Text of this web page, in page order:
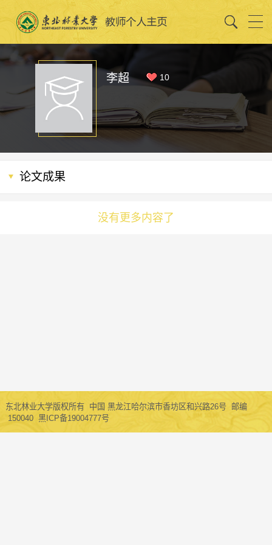
李超 10
论文成果
没有更多内容了
东北林业大学版权所有 中国 黑龙江哈尔滨市香坊区和兴路26号 邮编
150040 黑ICP备19004777号